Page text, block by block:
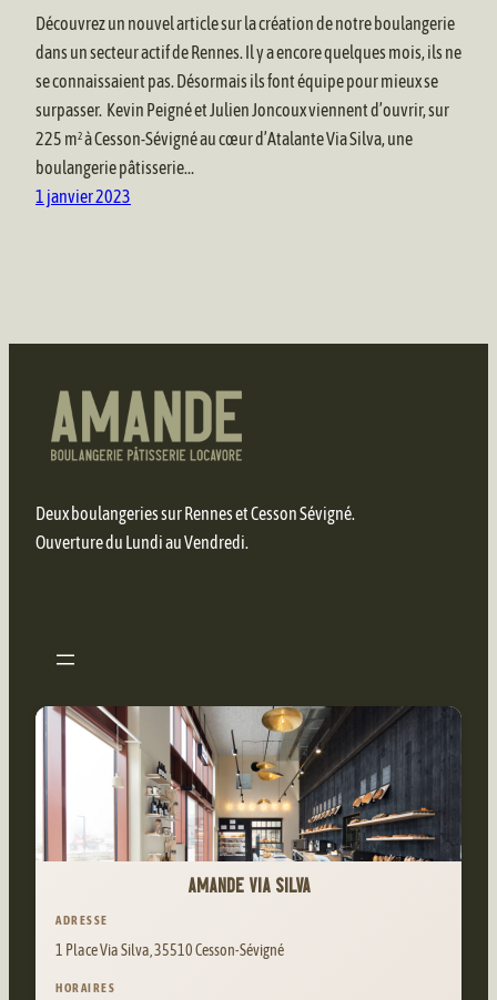
Découvrez un nouvel article sur la création de notre boulangerie
dans un secteur actif de Rennes. Il y a encore quelques mois, ils ne
se connaissaient pas. Désormais ils font équipe pour mieux se
surpasser. Kevin Peigné et Julien Joncoux viennent d’ouvrir, sur
225 m² à Cesson-Sévigné au cœur d’Atalante Via Silva, une
boulangerie pâtisserie…
1 janvier 2023
Deux boulangeries sur Rennes et Cesson Sévigné.
Ouverture du Lundi au Vendredi.
AMANDE VIA SILVA
ADRESSE
1 Place Via Silva, 35510 Cesson-Sévigné
HORAIRES